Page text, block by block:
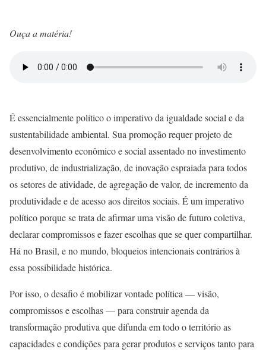
Ouça a matéria!
É essencialmente político o imperativo da igualdade social e da
sustentabilidade ambiental. Sua promoção requer projeto de
desenvolvimento econômico e social assentado no investimento
produtivo, de industrialização, de inovação espraiada para todos
os setores de atividade, de agregação de valor, de incremento da
produtividade e de acesso aos direitos sociais. É um imperativo
político porque se trata de afirmar uma visão de futuro coletiva,
declarar compromissos e fazer escolhas que se quer compartilhar.
Há no Brasil, e no mundo, bloqueios intencionais contrários à
essa possibilidade histórica.
Por isso, o desafio é mobilizar vontade política — visão,
compromissos e escolhas — para construir agenda da
transformação produtiva que difunda em todo o território as
capacidades e condições para gerar produtos e serviços tanto para